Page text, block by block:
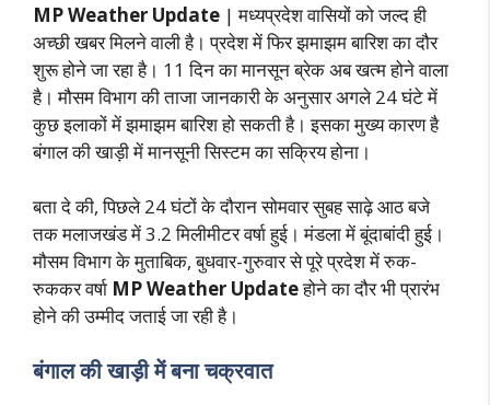
MP Weather Update | मध्यप्रदेश वासियों को जल्द ही
अच्छी खबर मिलने वाली है। प्रदेश में फिर झमाझम बारिश का दौर
शुरू होने जा रहा है। 11 दिन का मानसून ब्रेक अब खत्म होने वाला
है। मौसम विभाग की ताजा जानकारी के अनुसार अगले 24 घंटे में
कुछ इलाकों में झमाझम बारिश हो सकती है। इसका मुख्य कारण है
बंगाल की खाड़ी में मानसूनी सिस्टम का सक्रिय होना।
बता दे की, पिछले 24 घंटों के दौरान सोमवार सुबह साढ़े आठ बजे
तक मलाजखंड में 3.2 मिलीमीटर वर्षा हुई। मंडला में बूंदाबांदी हुई।
मौसम विभाग के मुताबिक, बुधवार-गुरुवार से पूरे प्रदेश में रुक-
रुककर वर्षा MP Weather Updateहोने का दौर भी प्रारंभ
होने की उम्मीद जताई जा रही है।
बंगाल की खाड़ी में बना चक्रवात